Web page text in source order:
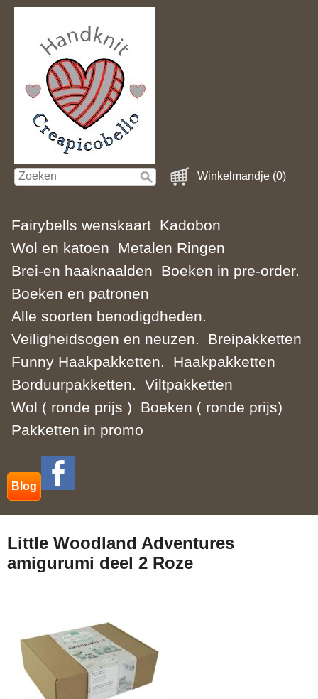
Winkelmandje (0)
Fairybells wenskaart Kadobon
Wol en katoen
Metalen Ringen
Brei-en haaknaalden
Boeken in pre-order.
Boeken en patronen
Alle soorten benodigdheden.
Veiligheidsogen en neuzen.
Breipakketten
Funny Haakpakketten.
Haakpakketten
Borduurpakketten.
Viltpakketten
Wol ( ronde prijs )
Boeken ( ronde prijs)
Pakketten in promo
Blog
Little Woodland Adventures
amigurumi deel 2 Roze